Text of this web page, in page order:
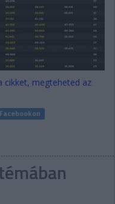
cikket, megteheted az